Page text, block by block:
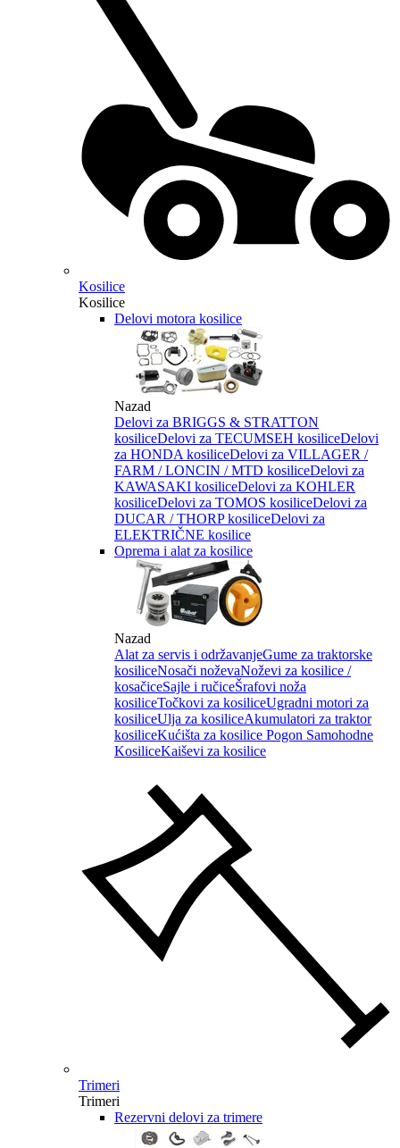
Kosilice
Kosilice
Delovi motora kosilice
Nazad
Delovi za BRIGGS & STRATTON
kosiliceDelovi za TECUMSEH kosiliceDelovi
za HONDA kosiliceDelovi za VILLAGER /
FARM / LONCIN / MTD kosiliceDelovi za
KAWASAKI kosiliceDelovi za KOHLER
kosiliceDelovi za TOMOS kosiliceDelovi za
DUCAR / THORP kosiliceDelovi za
ELEKTRIČNE kosilice
Oprema i alat za kosilice
Nazad
Alat za servis i održavanjeGume za traktorske
kosiliceNosači noževaNoževi za kosilice /
kosačiceSajle i ručiceŠrafovi noža
kosiliceTočkovi za kosiliceUgradni motori za
kosiliceUlja za kosiliceAkumulatori za traktor
kosiliceKućišta za kosilice Pogon Samohodne
KosiliceKaiševi za kosilice
Trimeri
Trimeri
Rezervni delovi za trimere